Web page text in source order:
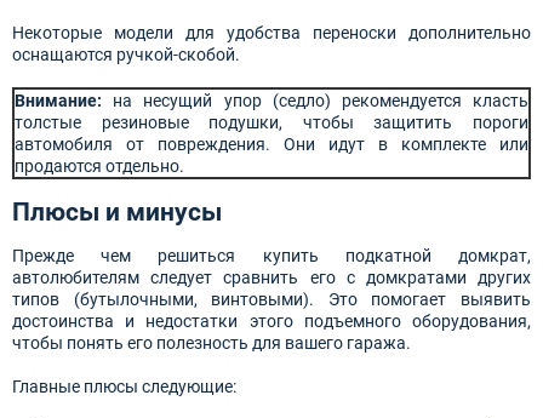
Некоторые модели для удобства переноски дополнительно
оснащаются ручкой-скобой.
Внимание: на несущий упор (седло) рекомендуется класть
толстые резиновые подушки, чтобы защитить пороги
автомобиля от повреждения. Они идут в комплекте или
продаются отдельно.
Плюсы и минусы
Прежде чем решиться купить подкатной домкрат,
автолюбителям следует сравнить его с домкратами других
типов (бутылочными, винтовыми). Это помогает выявить
достоинства и недостатки этого подъемного оборудования,
чтобы понять его полезность для вашего гаража.
Главные плюсы следующие: